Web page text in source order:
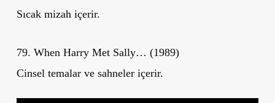
Sıcak mizah içerir.
79. When Harry Met Sally… (1989)
Cinsel temalar ve sahneler içerir.